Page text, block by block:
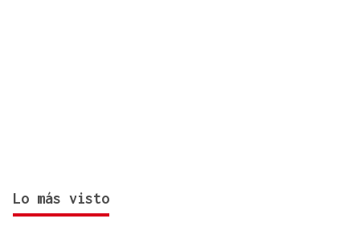
Lo más visto